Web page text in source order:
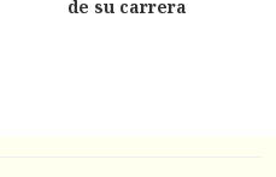
de su carrera